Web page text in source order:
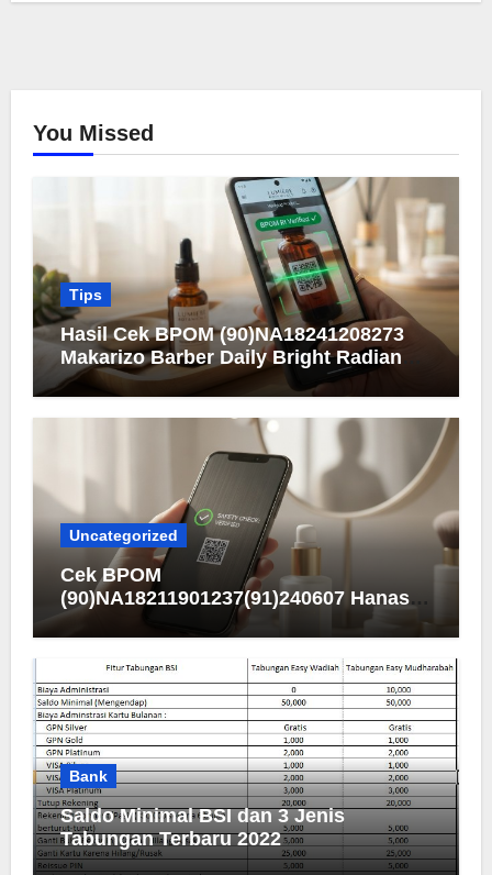
You Missed
Tips
Hasil Cek BPOM (90)NA18241208273
Makarizo Barber Daily Bright Radiance
Face Wash
Uncategorized
Cek BPOM
(90)NA18211901237(91)240607 Hanasui
Men Bright Active Serum
Bank
Saldo Minimal BSI dan 3 Jenis
Tabungan Terbaru 2022